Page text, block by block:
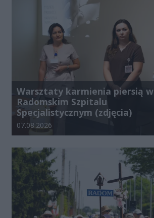
Warsztaty karmienia piersią w
Radomskim Szpitalu
Specjalistycznym (zdjęcia)
Data dodania galerii:
07.08.2026